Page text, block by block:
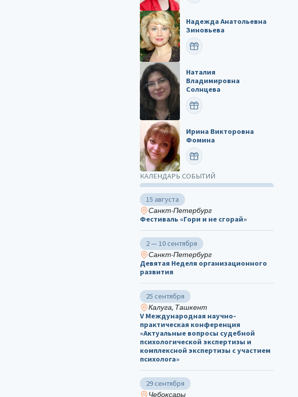
Надежда Анатольевна
Зиновьева
ПОЗДРАВИТЬ
Наталия
Владимировна
Солнцева
ПОЗДРАВИТЬ
Ирина Викторовна
Фомина
ПОЗДРАВИТЬ
КАЛЕНДАРЬ СОБЫТИЙ
15 августа
Санкт-Петербург
Фестиваль «Гори и не сгорай»
2 — 10 сентября
Санкт-Петербург
Девятая Неделя организационного
развития
25 сентября
Калуга, Ташкент
V Международная научно-
практическая конференция
«Актуальные вопросы судебной
психологической экспертизы и
комплексной экспертизы с участием
психолога»
29 сентября
Чебоксары